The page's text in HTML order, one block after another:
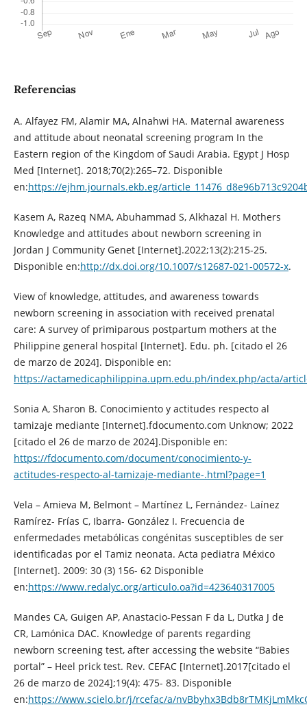
Referencias
A. Alfayez FM, Alamir MA, Alnahwi HA. Maternal awareness
and attitude about neonatal screening program In the
Eastern region of the Kingdom of Saudi Arabia. Egypt J Hosp
Med [Internet]. 2018;70(2):265–72. Disponible
en:https://ejhm.journals.ekb.eg/
Kasem A, Razeq NMA, Abuhammad S, Alkhazal H. Mothers
Knowledge and attitudes about newborn screening in
Jordan J Community Genet [Internet].2022;13(2):215-25.
Disponible en:http://dx.doi.org/10.1007/s12687-021-00572-x.
View of knowledge, attitudes, and awareness towards
newborn screening in association with received prenatal
care: A survey of primiparous postpartum mothers at the
Philippine general hospital [Internet]. Edu. ph. [citado el 26
de marzo de 2024]. Disponible en:
https://actamedicaphilippina.upm.edu.ph/index.php/acta/
Sonia A, Sharon B. Conocimiento y actitudes respecto al
tamizaje mediante [Internet].fdocumento.com Unknow; 2022
[citado el 26 de marzo de 2024].Disponible en:
https://fdocumento.com/document/conocimiento-y-
actitudes-respecto-al-tamizaje-mediante-.html?page=1
Vela – Amieva M, Belmont – Martínez L, Fernández- Laínez
Ramírez- Frías C, Ibarra- González I. Frecuencia de
enfermedades metabólicas congénitas susceptibles de ser
identificadas por el Tamiz neonata. Acta pediatra México
[Internet]. 2009: 30 (3) 156- 62 Disponible
en:https://www.redalyc.org/articulo.oa?id=423640317005
Mandes CA, Guigen AP, Anastacio-Pessan F da L, Dutka J de
CR, Lamónica DAC. Knowledge of parents regarding
newborn screening test, after accessing the website “Babies
portal” – Heel prick test. Rev. CEFAC [Internet].2017[citado el
26 de marzo de 2024];19(4): 475- 83. Disponible
en:https://www.scielo.br/j/rcefac/a/